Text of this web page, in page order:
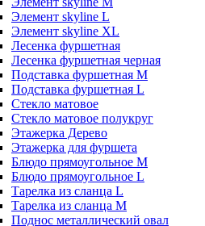
Элемент skyline L
Элемент skyline XL
Лесенка фуршетная
Лесенка фуршетная черная
Подставка фуршетная M
Подставка фуршетная L
Стекло матовое
Стекло матовое полукруг
Этажерка Дерево
Этажерка для фуршета
Блюдо прямоугольное M
Блюдо прямоугольное L
Тарелка из сланца L
Тарелка из сланца M
Поднос металлический овал